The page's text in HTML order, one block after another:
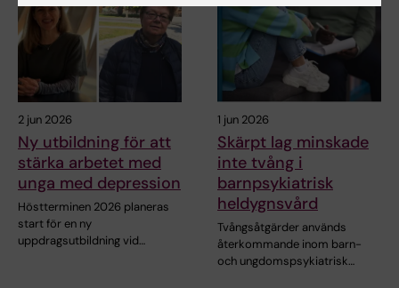
2 jun 2026
Ny utbildning för att
stärka arbetet med
unga med depression
Höstterminen 2026 planeras
start för en ny
uppdragsutbildning vid…
1 jun 2026
Skärpt lag minskade
inte tvång i
barnpsykiatrisk
heldygnsvård
Tvångsåtgärder används
återkommande inom barn-
och ungdomspsykiatrisk…